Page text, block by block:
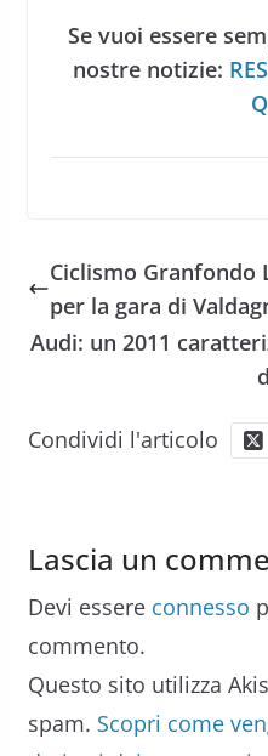
Se vuoi essere
nostre notizie:
Ciclismo Granfondo
per la gara di
Audi: un 2011
Condividi l'articolo
Lascia un
Devi essere connesso
commento.
Questo sito utilizza
spam. Scopri come